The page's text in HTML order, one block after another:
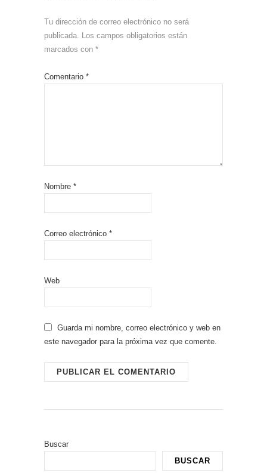
Tu dirección de correo electrónico no será
publicada. Los campos obligatorios están
marcados con *
Comentario *
Nombre *
Correo electrónico *
Web
Guarda mi nombre, correo electrónico y web en
este navegador para la próxima vez que comente.
Buscar
BUSCAR